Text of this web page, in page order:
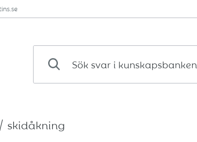
/ skidåkning